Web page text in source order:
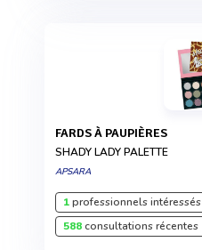
FARDS À PAUPIÈRES
SHADY LADY PALETTE
APSARA
1professionnels intéressés
588consultations récentes